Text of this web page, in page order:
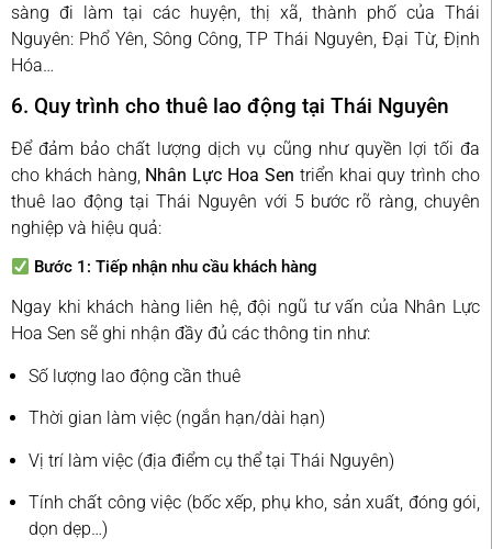
sàng đi làm tại các huyện, thị xã, thành phố của Thái
Nguyên: Phổ Yên, Sông Công, TP Thái Nguyên, Đại Từ, Định
Hóa…
6. Quy trình cho thuê lao động tại Thái Nguyên
Để đảm bảo chất lượng dịch vụ cũng như quyền lợi tối đa
cho khách hàng, Nhân Lực Hoa Sen triển khai quy trình cho
thuê lao động tại Thái Nguyên với 5 bước rõ ràng, chuyên
nghiệp và hiệu quả:
Bước 1: Tiếp nhận nhu cầu khách hàng
Ngay khi khách hàng liên hệ, đội ngũ tư vấn của Nhân Lực
Hoa Sen sẽ ghi nhận đầy đủ các thông tin như:
Số lượng lao động cần thuê
Thời gian làm việc (ngắn hạn/dài hạn)
Vị trí làm việc (địa điểm cụ thể tại Thái Nguyên)
Tính chất công việc (bốc xếp, phụ kho, sản xuất, đóng gói,
dọn dẹp…)